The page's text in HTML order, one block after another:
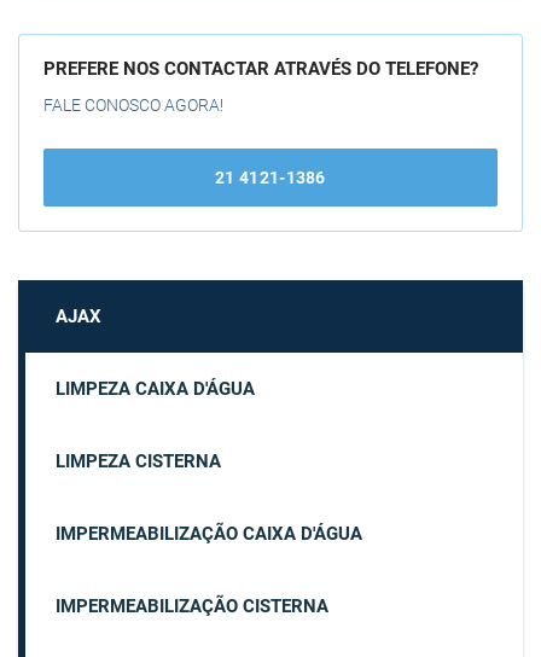
PREFERE NOS CONTACTAR ATRAVÉS DO TELEFONE?
FALE CONOSCO AGORA!
21 4121-1386
AJAX
LIMPEZA CAIXA D'ÁGUA
LIMPEZA CISTERNA
IMPERMEABILIZAÇÃO CAIXA D'ÁGUA
IMPERMEABILIZAÇÃO CISTERNA